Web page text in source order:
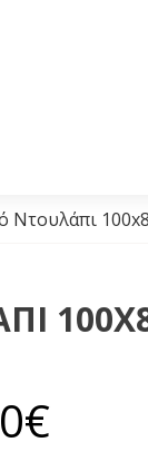
Ντουλάπι